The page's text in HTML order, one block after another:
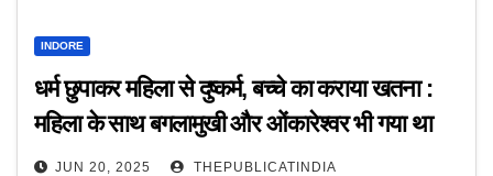
INDORE
धर्म छुपाकर महिला से दुष्कर्म, बच्चे का कराया खतना :
महिला के साथ बगलामुखी और ओंकारेश्वर भी गया था
जिहादी, पिता और बड़ा भाई भी निकले जिहादी
JUN 20, 2025 THEPUBLICATINDIA